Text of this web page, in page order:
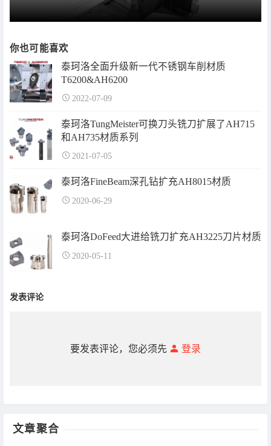
你也可能喜欢
泰珂洛全面升级新一代不锈钢车削材质
T6200&AH6200
2022-07-09
泰珂洛TungMeister可换刀头铣刀扩展了AH715
和AH735材质系列
2021-07-05
泰珂洛FineBeam深孔钻扩充AH8015材质
2020-06-29
泰珂洛DoFeed大进给铣刀扩充AH3225刀片材质
2020-05-11
发表评论
要发表评论，您必须先 登录
文章聚合